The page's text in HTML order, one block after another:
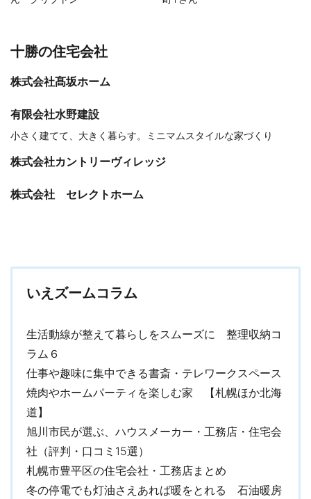
十勝の住宅会社
株式会社髙坂ホーム
有限会社水野建設
小さく建てて、大きく暮らす。ミニマムスタイルな家づくり
株式会社カントリーヴィレッジ
株式会社 セレクトホーム
いえズームコラム
生活動線が整えて暮らしをスムーズに 整理収納コ
ラム６
仕事や趣味に集中できる書斎・テレワークスペース
焼肉やホームパーティを楽しむ家 【札幌ほか北海
道】
旭川市民が選ぶ、ハウスメーカー・工務店・住宅会
社（評判・口コミ15選）
札幌市豊平区の住宅会社・工務店まとめ
冬の停電でも灯油さえあれば暖をとれる 石油暖房